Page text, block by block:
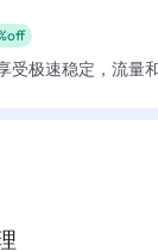
受极速稳定，流量